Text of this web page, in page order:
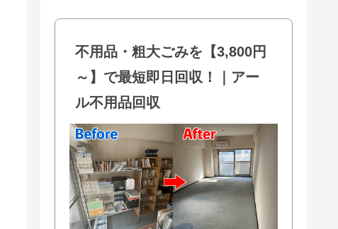
不用品・粗大ごみを【3,800円
～】で最短即日回収！｜アー
ル不用品回収